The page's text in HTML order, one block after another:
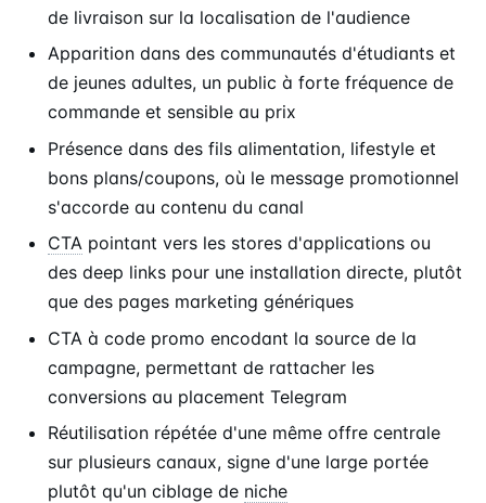
de livraison sur la localisation de l'audience
Apparition dans des communautés d'étudiants et
de jeunes adultes, un public à forte fréquence de
commande et sensible au prix
Présence dans des fils alimentation, lifestyle et
bons plans/coupons, où le message promotionnel
s'accorde au contenu du canal
CTA pointant vers les stores d'applications ou
des deep links pour une installation directe, plutôt
que des pages marketing génériques
CTA à code promo encodant la source de la
campagne, permettant de rattacher les
conversions au placement Telegram
Réutilisation répétée d'une même offre centrale
sur plusieurs canaux, signe d'une large portée
plutôt qu'un ciblage de niche